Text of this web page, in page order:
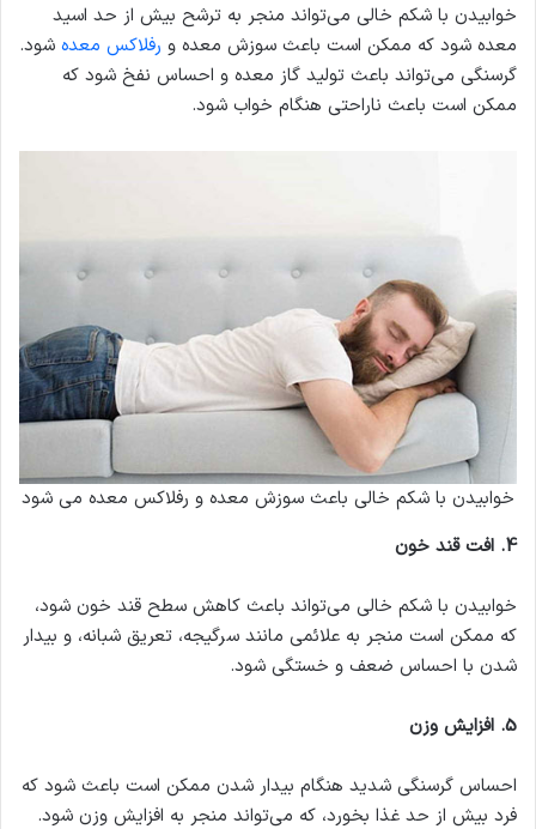
خوابیدن با شکم خالی می‌تواند منجر به ترشح بیش از حد اسید
معده شود که ممکن است باعث سوزش معده و رفلاکس معده شود.
گرسنگی می‌تواند باعث تولید گاز معده و احساس نفخ شود که
ممکن است باعث ناراحتی هنگام خواب شود.
خوابیدن با شکم خالی باعث سوزش معده و رفلاکس معده می شود
4
. افت قند خون
خوابیدن با شکم خالی می‌تواند باعث کاهش سطح قند خون شود،
که ممکن است منجر به علائمی مانند سرگیجه، تعریق شبانه، و بیدار
شدن با احساس ضعف و خستگی شود.
5
. افزایش وزن
احساس گرسنگی شدید هنگام بیدار شدن ممکن است باعث شود که
فرد بیش از حد غذا بخورد، که می‌تواند منجر به افزایش وزن شود.